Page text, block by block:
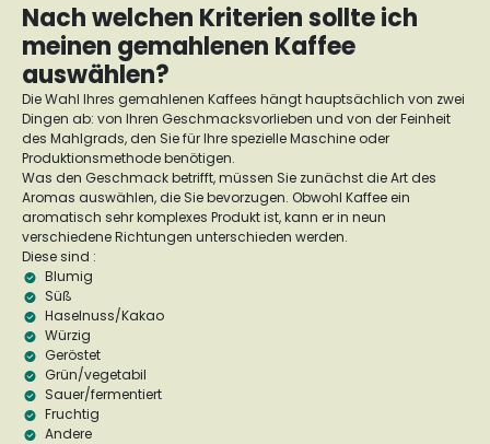
Nach welchen Kriterien sollte ich
meinen gemahlenen Kaffee
auswählen?
Die Wahl Ihres gemahlenen Kaffees hängt hauptsächlich von zwei
Dingen ab: von Ihren Geschmacksvorlieben und von der Feinheit
des Mahlgrads, den Sie für Ihre spezielle Maschine oder
Produktionsmethode benötigen.
Was den Geschmack betrifft, müssen Sie zunächst die Art des
Aromas auswählen, die Sie bevorzugen. Obwohl Kaffee ein
aromatisch sehr komplexes Produkt ist, kann er in neun
verschiedene Richtungen unterschieden werden.
Diese sind :
Blumig
Süß
Haselnuss/Kakao
Würzig
Geröstet
Grün/vegetabil
Sauer/fermentiert
Fruchtig
Andere